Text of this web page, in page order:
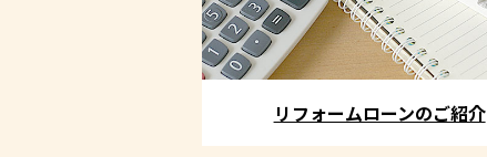
リフォームローンのご紹介